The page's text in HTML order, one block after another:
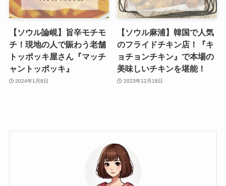
【ソウル論峴】旨辛モチモ
チ！現地の人で賑わう老舗
トッポッキ屋さん『マッチ
ャントッポッキ』
2024年1月8日
【ソウル麻浦】韓国で人気
のフライドチキン店！『キ
ョチョンチキン』で本場の
美味しいチキンを堪能！
2023年12月18日